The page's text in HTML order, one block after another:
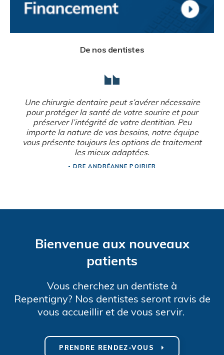
De nos dentistes
Une chirurgie dentaire peut s’avérer nécessaire
pour protéger la santé de votre sourire et pour
préserver l’intégrité de votre dentition. Peu
importe la nature de vos besoins, notre équipe
vous présente toujours les options de traitement
les mieux adaptées.
- DRE ANDRÉANNE POIRIER
Bienvenue aux nouveaux
patients
Vous cherchez un dentiste à
Repentigny? Nos dentistes seront ravis de
vous accueillir et de vous servir.
PRENDRE RENDEZ-VOUS